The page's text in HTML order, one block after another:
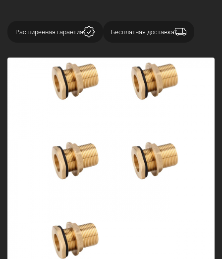
Расширенная гарантия Бесплатная доставка